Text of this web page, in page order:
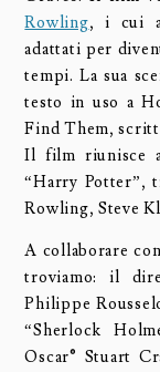
Rowling, i cui
adattati per
tempi. La sua
testo in uso a
Find Them,
Il film riunisce
“Harry Potter”,
Rowling, Steve
A collaborare con
troviamo: il
Philippe
“Sherlock
Oscar® Stuart